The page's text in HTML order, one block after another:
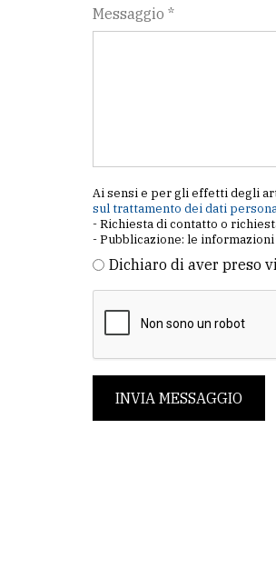
Messaggio *
Ai sensi e per gli effetti degli
sul trattamento dei dati
- Richiesta di contatto o
- Pubblicazione: le
Dichiaro di aver preso
INVIA MESSAGGIO